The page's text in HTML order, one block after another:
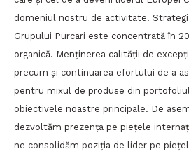
domeniul nostru de activitate.
Grupului Purcari este concentrată în
organică. Menţinerea calităţii de
precum şi continuarea efortului de a
pentru mixul de produse din
obiectivele noastre principale. De
dezvoltăm prezența pe pieţele
ne consolidăm poziția de lider pe